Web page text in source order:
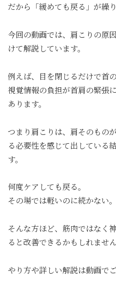
だから「緩めても戻る」が繰り
今回の動画では、肩こりの原
けて解説しています。
例えば、目を閉じるだけで首
視覚情報の負担が首肩の緊張
あります。
つまり肩こりは、肩そのもの
る必要性を感じて出している
す。
何度ケアしても戻る。
その場では軽いのに続かない。
そんな方ほど、筋肉ではなく
ると改善できるかもしれません
やり方や詳しい解説は動画で